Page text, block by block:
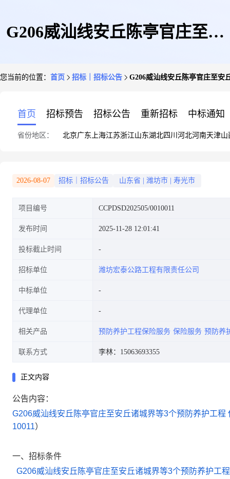
G206威汕线安丘陈亭官庄至安
您当前的位置： 首页 招标｜招标公告 G206威汕线安丘陈亭官庄至安
首页 招标预告 招标公告 重新招标 中标通知
省份地区： 北京广东 上海江苏浙江山东湖北四川 河北河南天津山
2026-08-07 招标｜招标公告 山东省 潍坊市 寿光市
项目编号 CCPDSD202505/0010011
发布时间 2025-11-28 12:01:41
投标截止时间
招标单位 潍坊宏泰公路工程有限责任公司
中标单位
代理单位
相关产品 预防养护工程保险服务 保险服务 预防养
联系方式 李林：15063693355
正文内容
公告内容：
G206威汕线安丘陈亭官庄至安丘诸城界等3个预防养护工程
10011）
一、招标条件
G206威汕线安丘陈亭官庄至安丘诸城界等3个预防养护工